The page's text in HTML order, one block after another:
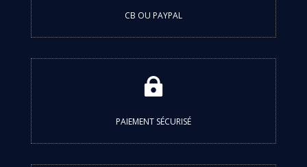
CB OU PAYPAL

PAIEMENT SÉCURISÉ